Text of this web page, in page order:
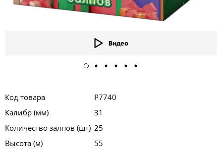
Видео
Код товара
Р7740
Калибр (мм)
31
Количество залпов (шт) 25
Высота (м)
55